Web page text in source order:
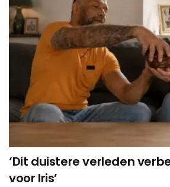
‘Dit duistere verleden
voor Iris’